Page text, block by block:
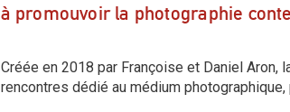
à promouvoir la photographie
Créée en 2018 par Françoise et Daniel Aron,
rencontres dédié au médium photographique,